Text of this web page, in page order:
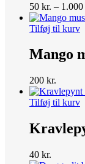
50 kr. – 1.000
Tilføj til kurv
Mango
200 kr.
Tilføj til kurv
40 kr.